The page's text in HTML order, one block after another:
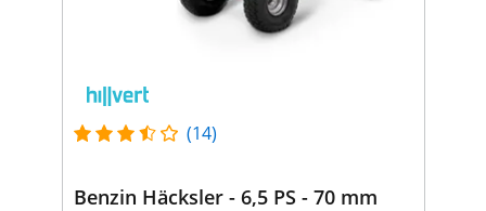
(14)
Benzin Häcksler - 6,5 PS - 70 mm